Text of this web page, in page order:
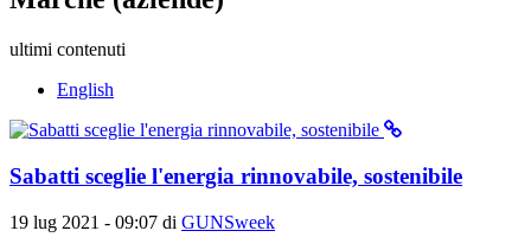
ultimi contenuti
English
Sabatti sceglie l'energia rinnovabile, sostenibile
19 lug 2021 - 09:07 di GUNSweek